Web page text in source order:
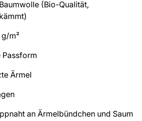
(Bio-Qualität,
g/m²
Passform
Ärmel
an Ärmelbündchen und Saum